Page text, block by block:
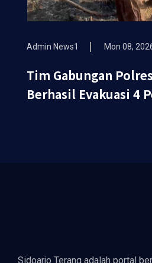
Admin News1 Mon 08,
Tim Gabungan
Berhasil Evakuasi 4
Sidoarjo Terang adalah portal